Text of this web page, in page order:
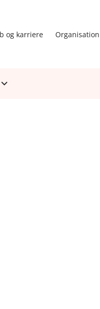
og karriere